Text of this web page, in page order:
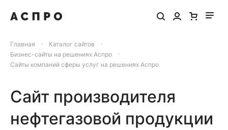
Главная
Каталог сайтов
Бизнес-сайты на решениях Аспро
Сайты компаний сферы услуг на решениях Аспро
Сайт производителя
нефтегазовой продукции